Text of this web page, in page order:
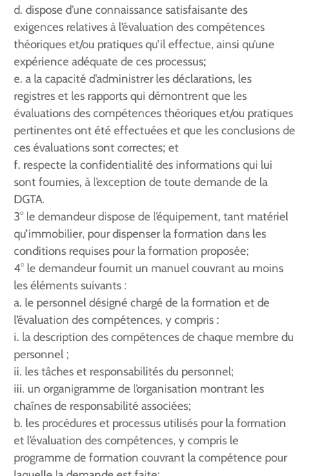
d. dispose d’une connaissance satisfaisante des
exigences relatives à l’évaluation des compétences
théoriques et/ou pratiques qu’il effectue, ainsi qu’une
expérience adéquate de ces processus;
e. a la capacité d’administrer les déclarations, les
registres et les rapports qui démontrent que les
évaluations des compétences théoriques et/ou pratiques
pertinentes ont été effectuées et que les conclusions de
ces évaluations sont correctes; et
f. respecte la confidentialité des informations qui lui
sont fournies, à l’exception de toute demande de la
DGTA.
3° le demandeur dispose de l’équipement, tant matériel
qu’immobilier, pour dispenser la formation dans les
conditions requises pour la formation proposée;
4° le demandeur fournit un manuel couvrant au moins
les éléments suivants :
a. le personnel désigné chargé de la formation et de
l’évaluation des compétences, y compris :
i. la description des compétences de chaque membre du
personnel ;
ii. les tâches et responsabilités du personnel;
iii. un organigramme de l’organisation montrant les
chaînes de responsabilité associées;
b. les procédures et processus utilisés pour la formation
et l’évaluation des compétences, y compris le
programme de formation couvrant la compétence pour